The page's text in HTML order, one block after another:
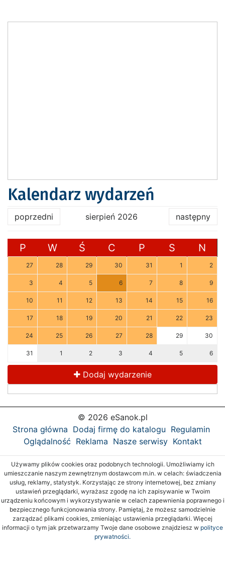
Kalendarz wydarzeń
poprzedni sierpień 2026 następny
P W Ś C P S N
27 28 29 30 31 1 2
3 4 5 6 7 8 9
10 11 12 13 14 15 16
17 18 19 20 21 22 23
24 25 26 27 28 29 30
31 1 2 3 4 5 6
Dodaj wydarzenie
© 2026 eSanok.pl
Strona główna Dodaj firmę do katalogu Regulamin
Oglądalność Reklama Nasze serwisy Kontakt
Używamy plików cookies oraz podobnych technologii. Umożliwiamy ich
umieszczanie naszym zewnętrznym dostawcom m.in. w celach: świadczenia
usług, reklamy, statystyk. Korzystając ze strony internetowej, bez zmiany
ustawień przeglądarki, wyrażasz zgodę na ich zapisywanie w Twoim
urządzeniu końcowym i wykorzystywanie w celach zapewnienia poprawnego i
bezpiecznego funkcjonowania strony. Pamiętaj, że możesz samodzielnie
zarządzać plikami cookies, zmieniając ustawienia przeglądarki. Więcej
informacji o tym jak przetwarzamy Twoje dane osobowe znajdziesz w polityce
prywatności.